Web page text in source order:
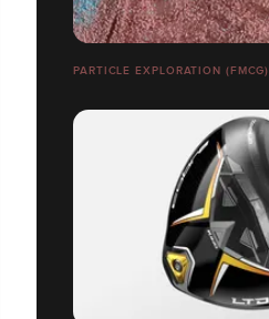
PARTICLE EXPLORATION (FMCG)